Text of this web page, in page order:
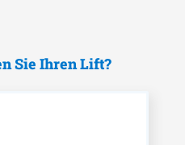
Sie Ihren Lift?